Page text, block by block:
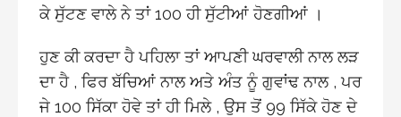
ਕੇ ਸੁੱਟਣ ਵਾਲੇ ਨੇ ਤਾਂ 100 ਹੀ ਸੁੱਟੀਆਂ ਹੋਣਗੀਆਂ ।
ਹੁਣ ਕੀ ਕਰਦਾ ਹੈ ਪਹਿਲਾ ਤਾਂ ਆਪਣੀ ਘਰਵਾਲੀ ਨਾਲ ਲੜ
ਦਾ ਹੈ , ਫਿਰ ਬੱਚਿਆਂ ਨਾਲ ਅਤੇ ਅੰਤ ਨੂੰ ਗੁਵਾਂਢ ਨਾਲ , ਪਰ
ਜੇ 100 ਸਿੱਕਾ ਹੋਵੇ ਤਾਂ ਹੀ ਮਿਲੇ , ਉਸ ਤੋਂ 99 ਸਿੱਕੇ ਹੋਣ ਦੇ